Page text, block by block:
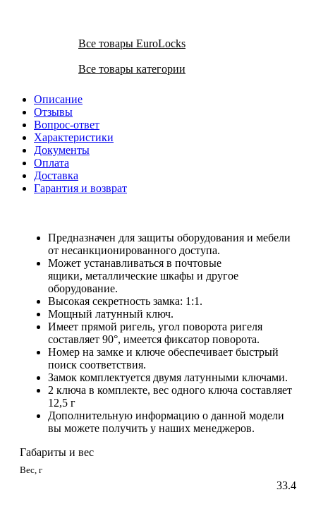
Все товары EuroLocks
Все товары категории
Описание
Отзывы
Вопрос-ответ
Характеристики
Документы
Оплата
Доставка
Гарантия и возврат
Предназначен для защиты оборудования и мебели
от несанкционированного доступа.
Может устанавливаться в почтовые
ящики, металлические шкафы и другое
оборудование.
Высокая секретность замка: 1:1.
Мощный латунный ключ.
Имеет прямой ригель, угол поворота ригеля
составляет 90°, имеется фиксатор поворота.
Номер на замке и ключе обеспечивает быстрый
поиск соответствия.
Замок комплектуется двумя латунными ключами.
2 ключа в комплекте, вес одного ключа составляет
12,5 г
Дополнительную информацию о данной модели
вы можете получить у наших менеджеров.
Габариты и вес
Вес, г
33.4